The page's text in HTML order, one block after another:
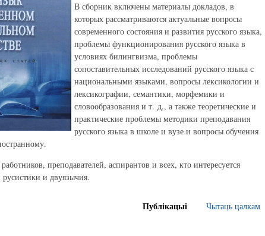
В сборник включены материалы докладов, в
которых рассматриваются актуальные вопросы
современного состояния и развития русского языка,
проблемы функционирования русского языка в
условиях билингвизма, проблемы
сопоставительных исследований русского языка с
национальными языками, вопросы лексикологии и
лексикографии, семантики, морфемики и
словообразования и т. д., а также теоретические и
практические проблемы методики преподавания
русского языка в школе и вузе и вопросы обучения
преподавателей, аспирантов и всех, кто интересуется
и двуязычия.
Публікацыі Чытаць цалкам